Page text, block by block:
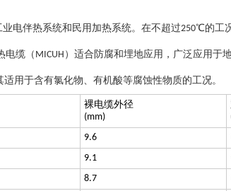
电伴热系统和民用加热系统。在不超过250℃的工
电缆（MICUH ）适合防腐和埋地应用，广泛应用于
适用于含有氯化物、有机酸等腐蚀性物质的工况。
裸电缆外径
(mm)
9.6
9.1
8.7